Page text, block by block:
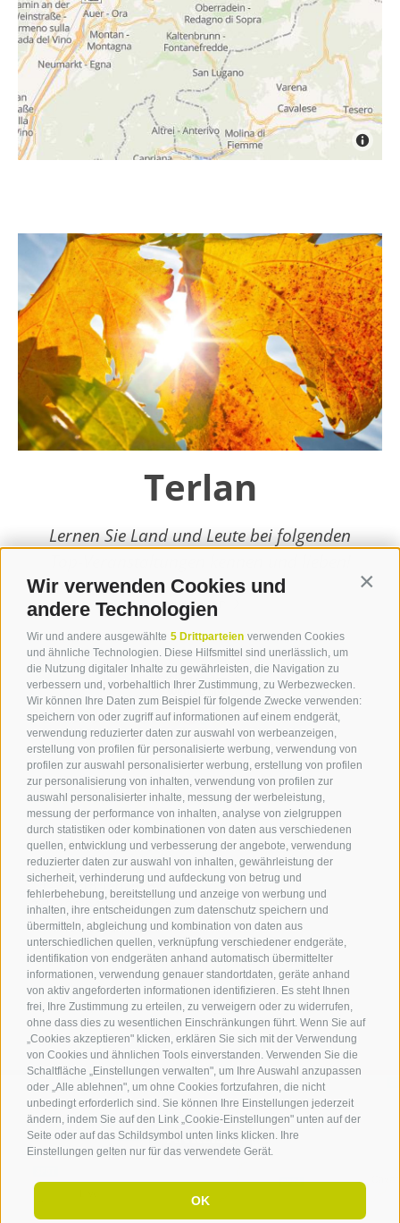
Wir verwenden Cookies und
andere Technologien
Wir und andere ausgewählte 5 Drittparteien verwenden Cookies
und ähnliche Technologien. Diese Hilfsmittel sind unerlässlich, um
die Nutzung digitaler Inhalte zu gewährleisten, die Navigation zu
verbessern und, vorbehaltlich Ihrer Zustimmung, zu Werbezwecken.
Wir können Ihre Daten zum Beispiel für folgende Zwecke verwenden:
speichern von oder zugriff auf informationen auf einem endgerät,
verwendung reduzierter daten zur auswahl von werbeanzeigen,
erstellung von profilen für personalisierte werbung, verwendung von
profilen zur auswahl personalisierter werbung, erstellung von profilen
zur personalisierung von inhalten, verwendung von profilen zur
auswahl personalisierter inhalte, messung der werbeleistung,
messung der performance von inhalten, analyse von zielgruppen
durch statistiken oder kombinationen von daten aus verschiedenen
quellen, entwicklung und verbesserung der angebote, verwendung
reduzierter daten zur auswahl von inhalten, gewährleistung der
sicherheit, verhinderung und aufdeckung von betrug und
fehlerbehebung, bereitstellung und anzeige von werbung und
inhalten, ihre entscheidungen zum datenschutz speichern und
übermitteln, abgleichung und kombination von daten aus
unterschiedlichen quellen, verknüpfung verschiedener endgeräte,
identifikation von endgeräten anhand automatisch übermittelter
informationen, verwendung genauer standortdaten, geräte anhand
von aktiv angeforderten informationen identifizieren. Es steht Ihnen
frei, Ihre Zustimmung zu erteilen, zu verweigern oder zu widerrufen,
ohne dass dies zu wesentlichen Einschränkungen führt. Wenn Sie auf
„Cookies akzeptieren" klicken, erklären Sie sich mit der Verwendung
von Cookies und ähnlichen Tools einverstanden. Verwenden Sie die
Schaltfläche „Einstellungen verwalten", um Ihre Auswahl anzupassen
oder „Alle ablehnen", um ohne Cookies fortzufahren, die nicht
unbedingt erforderlich sind. Sie können Ihre Einstellungen jederzeit
ändern, indem Sie auf den Link „Cookie-Einstellungen" unten auf der
Seite oder auf das Schildsymbol unten links klicken. Ihre
Einstellungen gelten nur für das verwendete Gerät.
OK
Terlan
Lernen Sie Land und Leute bei folgenden
weiterlesen
Kontakt
Tourismusverein Terlan
Dr.-Weiser-Platz 2
I - 39018 Terlan BZ
Tel. +39 0471 257 165
info@terlan.info
ANREISE